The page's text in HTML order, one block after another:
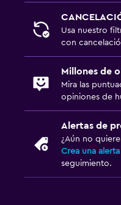
Usa nuestro
con
Millones de
Mira las
opiniones de
Alertas de
¿Aún no
Crea una
seguimiento.